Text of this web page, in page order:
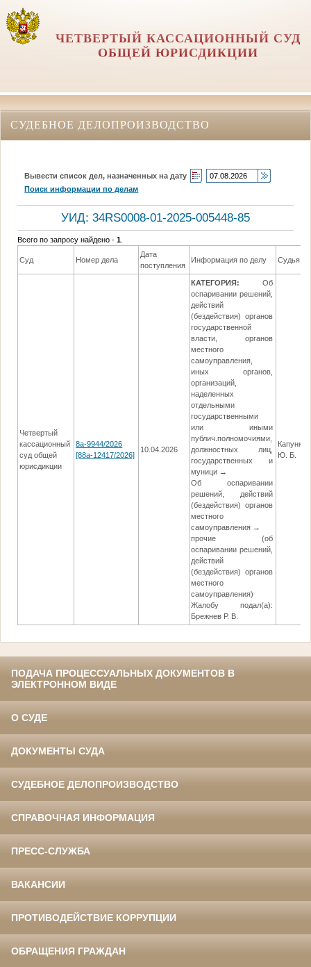
ЧЕТВЕРТЫЙ КАССАЦИОННЫЙ СУД
ОБЩЕЙ ЮРИСДИКЦИИ
СУДЕБНОЕ ДЕЛОПРОИЗВОДСТВО
Вывести список дел, назначенных на дату
Поиск информации по делам
УИД: 34RS0008-01-2025-005448-85
Всего по запросу найдено -1
Суд Номер дела
Дата
поступления
Информация по делу Судья
Четвертый
кассационный
суд общей
юрисдикции
8а-9944/2026
[88а-12417/2026]
10.04.2026
КАТЕГОРИЯ:
Об
оспаривании решений,
действий
(бездействия) органов
государственной
власти, органов
местного
самоуправления,
иных органов,
организаций,
наделенных
отдельными
государственными
или иными
публич.полномочиями,
должностных лиц,
государственных и
муници →
Об оспаривании
решений, действий
(бездействия) органов
местного
самоуправления →
прочие (об
оспаривании решений,
действий
(бездействия) органов
местного
самоуправления)
Жалобу подал(а):
Брежнев Р. В.
Капункин
Ю. Б.
ПОДАЧА ПРОЦЕССУАЛЬНЫХ ДОКУМЕНТОВ В
ЭЛЕКТРОННОМ ВИДЕ
О СУДЕ
ДОКУМЕНТЫ СУДА
СУДЕБНОЕ ДЕЛОПРОИЗВОДСТВО
СПРАВОЧНАЯ ИНФОРМАЦИЯ
ПРЕСС-СЛУЖБА
ВАКАНСИИ
ПРОТИВОДЕЙСТВИЕ КОРРУПЦИИ
ОБРАЩЕНИЯ ГРАЖДАН